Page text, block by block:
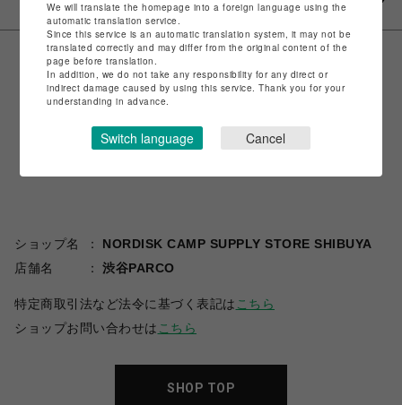
ショップ名
NORDISK CAMP SUPPLY STORE SHIBUYA
店舗名
渋谷PARCO
特定商取引法など法令に基づく表記は こちら
ショップお問い合わせは こちら
SHOP TOP
We will translate the homepage into a foreign language using the
automatic translation service.
Since this service is an automatic translation system, it may not be
translated correctly and may differ from the original content of the
page before translation.
In addition, we do not take any responsibility for any direct or
indirect damage caused by using this service. Thank you for your
understanding in advance.
Switch language Cancel